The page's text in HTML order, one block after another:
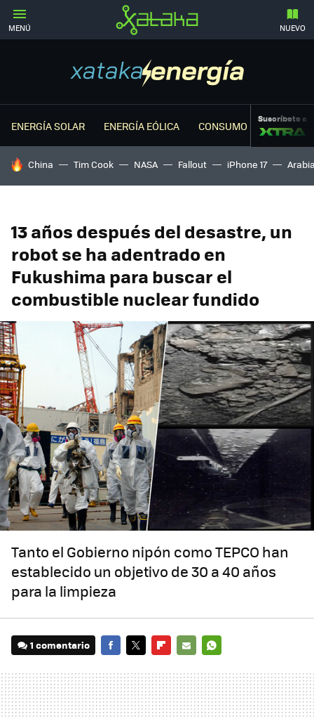
MENÚ NUEVO
ENERGÍA SOLAR ENERGÍA EÓLICA CONSUMO ENERGÉTICO
Suscríbete a
HOY SE HABLA DE
China Tim Cook NASA Fallout iPhone 17
13 años después del desastre, un
robot se ha adentrado en
Fukushima para buscar el
combustible nuclear fundido
Tanto el Gobierno nipón como TEPCO han
establecido un objetivo de 30 a 40 años
para la limpieza
1 comentario
MAIL